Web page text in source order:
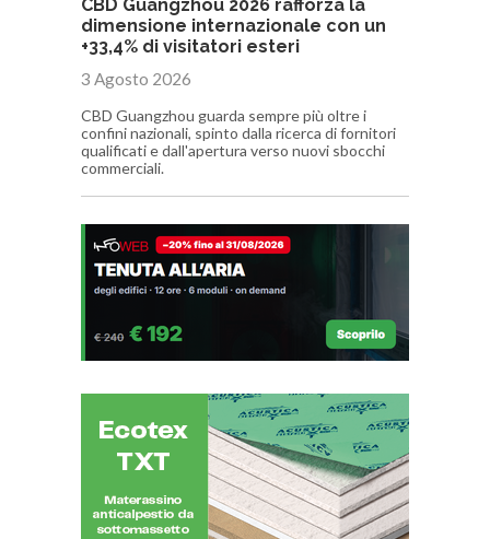
CBD Guangzhou 2026 rafforza la
dimensione internazionale con un
+33,4% di visitatori esteri
3 Agosto 2026
CBD Guangzhou guarda sempre più oltre i
confini nazionali, spinto dalla ricerca di fornitori
qualificati e dall'apertura verso nuovi sbocchi
commerciali.